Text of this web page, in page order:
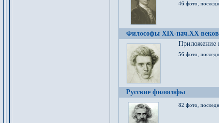
46 фото,
Философы XIX-нач.XX веков
Приложение
56 фото,
Русские философы
82 фото,